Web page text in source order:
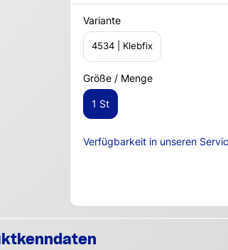
Variante
4534 | Klebfix
Größe / Menge
1 St
Verfügbarkeit in unseren